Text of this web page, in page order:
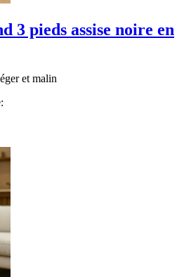
3 pieds assise noire en
et malin